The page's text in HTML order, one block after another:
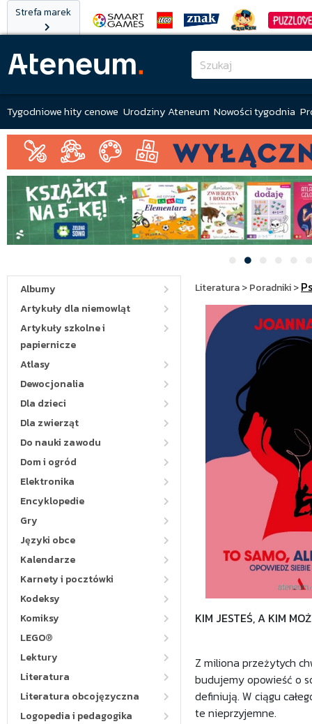
Strefa marek
Tygodniowe hity cenowe Urodziny Ateneum Nowości tygodnia
Albumy
Artykuły dla niemowląt
Artykuły szkolne i
papiernicze
Atlasy
Dewocjonalia
Dla dzieci
Dla zwierząt
Do nauki zawodu
Dom i ogród
Elektronika
Encyklopedie
Gry
Języki obce
Kalendarze
Karnety i pocztówki
Kodeksy
Komiksy
LEGO®
Lektury
Literatura
Literatura obcojęzyczna
Logopedia i pedagogika
Literatura>Poradniki>
KIM JESTEŚ, A KIM
Z miliona przeżytych
budujemy opowieść o
definiują. W ciągu
te nieprzyjemne.